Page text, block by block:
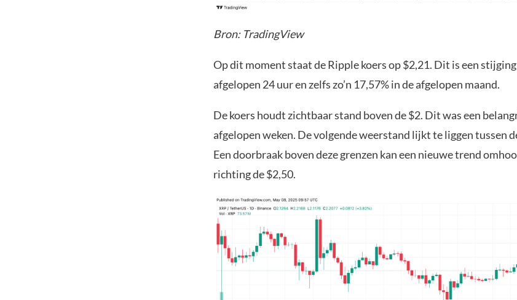
Bron: TradingView
Op dit moment staat de Ripple koers op $2,21. Dit is een
afgelopen 24 uur en zelfs zo’n 17,57% in de afgelopen maand.
De koers houdt zichtbaar stand boven de $2. Dit was een
afgelopen weken. De volgende weerstand lijkt te liggen tussen
Een doorbraak boven deze grenzen kan een nieuwe trend
richting de $2,50.